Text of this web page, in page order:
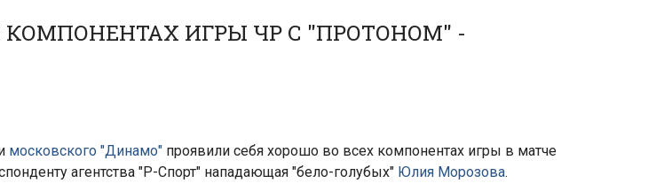
ИГРЫ ЧР С "ПРОТОНОМ" -
московского "Динамо" проявили себя хорошо во всех компонентах игры в матче
агентства "Р-Спорт" нападающая "бело-голубых" Юлия Морозова.